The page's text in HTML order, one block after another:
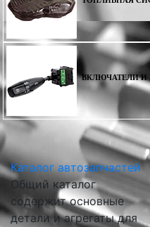
ВКЛЮЧАТЕЛИ И
Каталог автозапчастей
Общий каталог
содержит основные
детали и агрегаты для